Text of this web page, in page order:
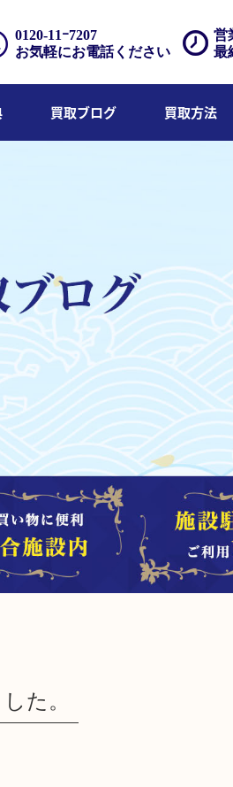
営
最
0120-11ｰ7207
お気軽にお電話ください
買取ブログ 買取方法
た。